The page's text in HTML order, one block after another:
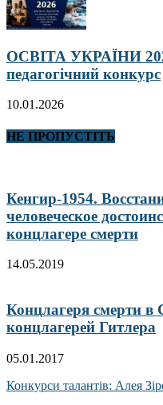
ОСВІТА УКРАЇНИ
педагогічний конкурс
10.01.2026
НЕ ПРОПУСТІТЬ
Кенгир-1954.
человеческое
концлагере смерти
14.05.2019
Концлагеря смерти
концлагерей Гитлера
05.01.2017
Конкурси талантів: Алея